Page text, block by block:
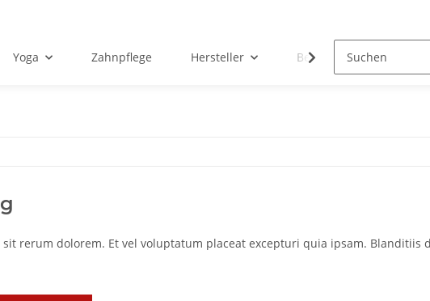
Yoga Zahnpflege Hersteller Beispielseite
sit rerum dolorem. Et vel voluptatum placeat excepturi quia ipsam.